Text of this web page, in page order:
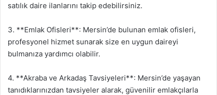
satılık daire ilanlarını takip edebilirsiniz.
3. **Emlak Ofisleri**: Mersin’de bulunan emlak ofisleri,
profesyonel hizmet sunarak size en uygun daireyi
bulmanıza yardımcı olabilir.
4. **Akraba ve Arkadaş Tavsiyeleri**: Mersin’de yaşayan
tanıdıklarınızdan tavsiyeler alarak, güvenilir emlakçılarla